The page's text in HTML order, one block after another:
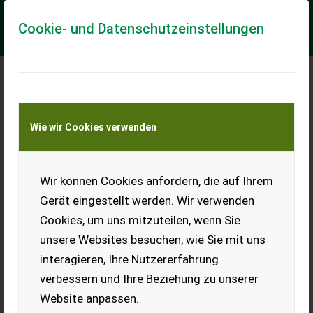
Cookie- und Datenschutzeinstellungen
Wie wir Cookies verwenden
Wir können Cookies anfordern, die auf Ihrem
Gerät eingestellt werden. Wir verwenden
Cookies, um uns mitzuteilen, wenn Sie
unsere Websites besuchen, wie Sie mit uns
interagieren, Ihre Nutzererfahrung
verbessern und Ihre Beziehung zu unserer
Website anpassen.
Meine Transportkostenanfrage
Transport von Land- und Baumaschinen –
KEINE Tiertransporte
Olimac Maispflücker,
7-reihig, 70
Reihenabstand, mit
Häckslersc
Gebraucht, jedes Jahr
Service von Baumann.
EUR 0